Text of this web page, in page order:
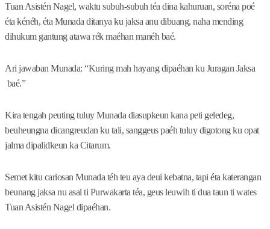
Tuan Asistén Nagel, waktu subuh-subuh téa dina kahuruan, soréna poé
éta kénéh, éta Munada ditanya ku jaksa anu dibuang, naha mending
dihukum gantung atawa rék maéhan manéh baé.
Ari jawaban Munada: “Kuring mah hayang dipaéhan ku Juragan Jaksa
baé.”
Kira tengah peuting tuluy Munada diasupkeun kana peti geledeg,
beuheungna dicangreudan ku tali, sanggeus paéh tuluy digotong ku opat
jalma dipalidkeun ka Citarum.
Semet kitu cariosan Munada téh teu aya deui kebatna, tapi éta katerangan
beunang jaksa nu asal ti Purwakarta téa, geus leuwih ti dua taun ti wates
Tuan Asistén Nagel dipaéhan.